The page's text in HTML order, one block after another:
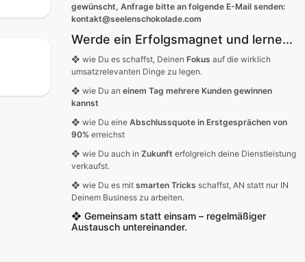
gewünscht, Anfrage bitte an folgende E-Mail senden:
kontakt@seelenschokolade.com
Werde ein Erfolgsmagnet und lerne...
❖ wie Du es schaffst, Deinen Fokus auf die wirklich
umsatzrelevanten Dinge zu legen.
❖ wie Du an einem Tag mehrere Kunden gewinnen
kannst
❖ wie Du eine Abschlussquote in Erstgesprächen von
90% erreichst
❖ wie Du auch in Zukunft erfolgreich deine Dienstleistung
verkaufst.
❖ wie Du es mit smarten Tricks schaffst, AN statt nur IN
Deinem Business zu arbeiten.
❖ Gemeinsam statt einsam – regelmäßiger
Austausch untereinander.